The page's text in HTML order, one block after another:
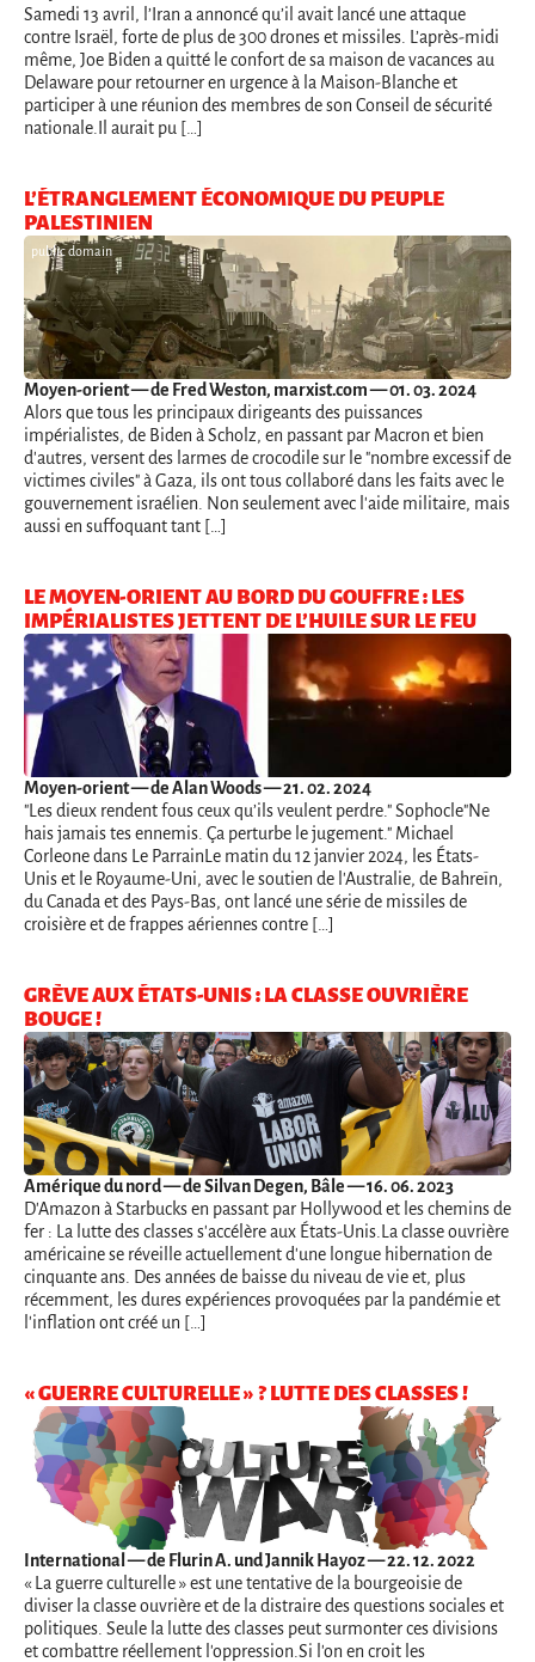
Samedi 13 avril, l’Iran a annoncé qu’il avait lancé une attaque
contre Israël, forte de plus de 300 drones et missiles. L’après-midi
même, Joe Biden a quitté le confort de sa maison de vacances au
Delaware pour retourner en urgence à la Maison-Blanche et
participer à une réunion des membres de son Conseil de sécurité
nationale.Il aurait pu […]
L’ÉTRANGLEMENT ÉCONOMIQUE DU PEUPLE
PALESTINIEN
public domain
Moyen-orient— de Fred Weston, marxist.com — 01. 03. 2024
Alors que tous les principaux dirigeants des puissances
impérialistes, de Biden à Scholz, en passant par Macron et bien
d'autres, versent des larmes de crocodile sur le "nombre excessif de
victimes civiles" à Gaza, ils ont tous collaboré dans les faits avec le
gouvernement israélien. Non seulement avec l'aide militaire, mais
aussi en suffoquant tant […]
LE MOYEN-ORIENT AU BORD DU GOUFFRE : LES
IMPÉRIALISTES JETTENT DE L’HUILE SUR LE FEU
Moyen-orient— de Alan Woods — 21. 02. 2024
"Les dieux rendent fous ceux qu’ils veulent perdre." Sophocle"Ne
hais jamais tes ennemis. Ça perturbe le jugement." Michael
Corleone dans Le ParrainLe matin du 12 janvier 2024, les États-
Unis et le Royaume-Uni, avec le soutien de l'Australie, de Bahreïn,
du Canada et des Pays-Bas, ont lancé une série de missiles de
croisière et de frappes aériennes contre […]
GRÈVE AUX ÉTATS-UNIS : LA CLASSE OUVRIÈRE
BOUGE !
Amérique du nord— de Silvan Degen, Bâle — 16. 06. 2023
D'Amazon à Starbucks en passant par Hollywood et les chemins de
fer : La lutte des classes s'accélère aux États-Unis.La classe ouvrière
américaine se réveille actuellement d'une longue hibernation de
cinquante ans. Des années de baisse du niveau de vie et, plus
récemment, les dures expériences provoquées par la pandémie et
l'inflation ont créé un […]
« GUERRE CULTURELLE » ? LUTTE DES CLASSES !
International— de Flurin A. und Jannik Hayoz — 22. 12. 2022
« La guerre culturelle » est une tentative de la bourgeoisie de
diviser la classe ouvrière et de la distraire des questions sociales et
politiques. Seule la lutte des classes peut surmonter ces divisions
et combattre réellement l'oppression.Si l'on en croit les